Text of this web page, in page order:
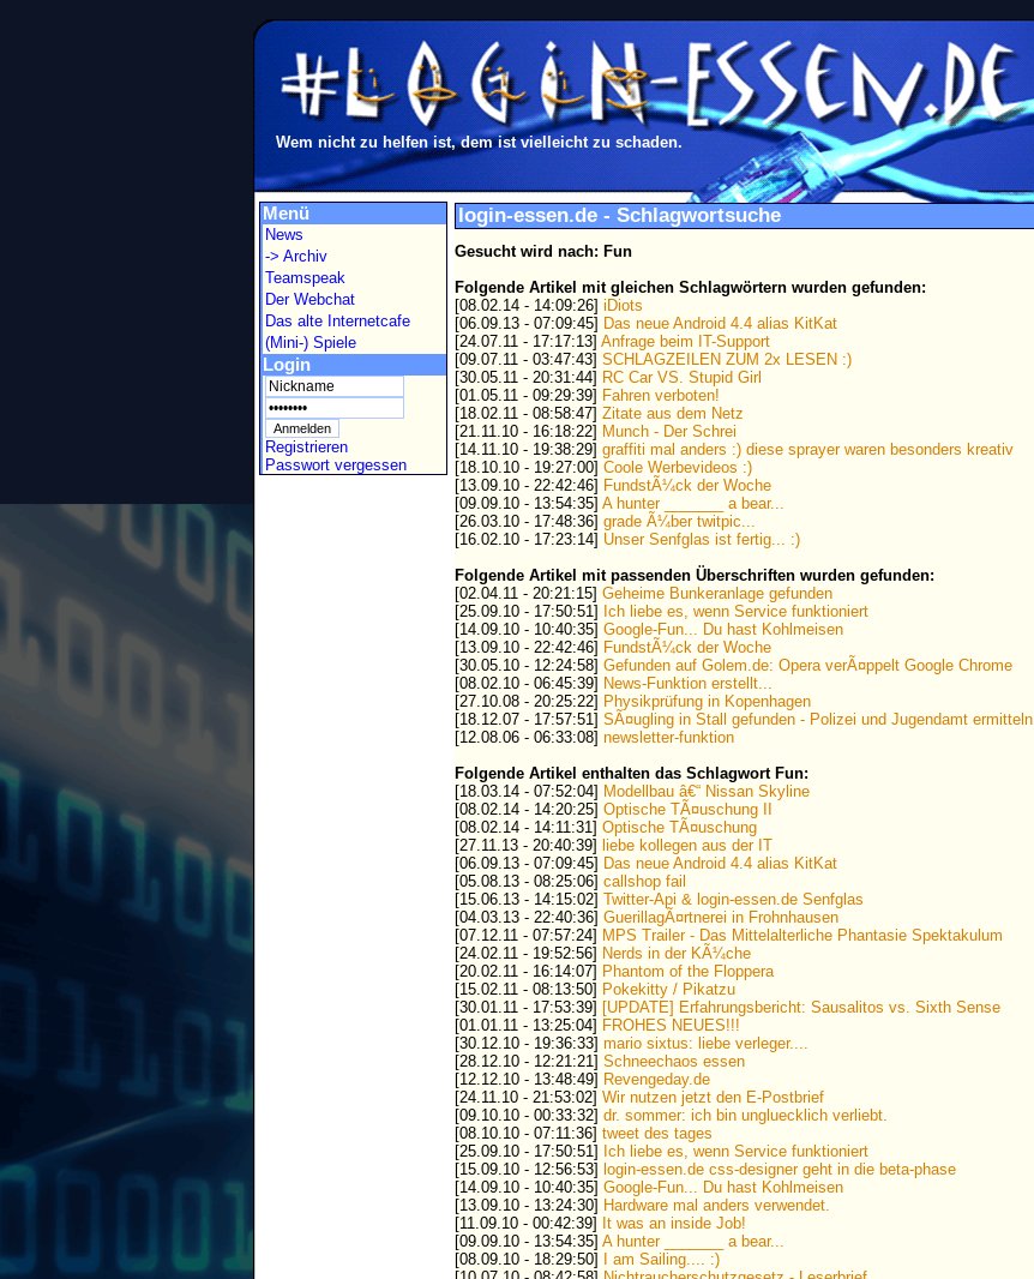
Wem nicht zu helfen ist, dem ist vielleicht zu schaden.
Menü
News
-> Archiv
Teamspeak
Der Webchat
Das alte Internetcafe
(Mini-) Spiele
Login
Registrieren
Passwort vergessen
login-essen.de - Schlagwortsuche
Gesucht wird nach: Fun
Folgende Artikel mit gleichen Schlagwörtern wurden gefunden:
[08.02.14 - 14:09:26] iDiots
[06.09.13 - 07:09:45] Das neue Android 4.4 alias KitKat
[24.07.11 - 17:17:13] Anfrage beim IT-Support
[09.07.11 - 03:47:43] SCHLAGZEILEN ZUM 2x LESEN :)
[30.05.11 - 20:31:44] RC Car VS. Stupid Girl
[01.05.11 - 09:29:39] Fahren verboten!
[18.02.11 - 08:58:47] Zitate aus dem Netz
[21.11.10 - 16:18:22] Munch - Der Schrei
[14.11.10 - 19:38:29] graffiti mal anders :) diese sprayer waren besonders kreativ
[18.10.10 - 19:27:00] Coole Werbevideos :)
[13.09.10 - 22:42:46] FundstÃ¼ck der Woche
[09.09.10 - 13:54:35] A hunter _______ a bear...
[26.03.10 - 17:48:36] grade Ã¼ber twitpic...
[16.02.10 - 17:23:14] Unser Senfglas ist fertig... :)
Folgende Artikel mit passenden Überschriften wurden gefunden:
[02.04.11 - 20:21:15] Geheime Bunkeranlage gefunden
[25.09.10 - 17:50:51]
Ich liebe es, wenn Service funktioniert
[14.09.10 - 10:40:35] Google-Fun... Du hast Kohlmeisen
[13.09.10 - 22:42:46] FundstÃ¼ck der Woche
[30.05.10 - 12:24:58] Gefunden auf Golem.de: Opera verÃ¤ppelt Google Chrome
[08.02.10 - 06:45:39] News-Funktion erstellt...
[27.10.08 - 20:25:22] Physikprüfung in Kopenhagen
[18.12.07 - 17:57:51] SÃ¤ugling in Stall gefunden - Polizei und Jugendamt ermitteln
[12.08.06 - 06:33:08] newsletter-funktion
Folgende Artikel enthalten das Schlagwort Fun:
[18.03.14 - 07:52:04] Modellbau â€“ Nissan Skyline
[08.02.14 - 14:20:25] Optische TÃ¤uschung II
[08.02.14 - 14:11:31] Optische TÃ¤uschung
[27.11.13 - 20:40:39] liebe kollegen aus der IT
[06.09.13 - 07:09:45] Das neue Android 4.4 alias KitKat
[05.08.13 - 08:25:06] callshop fail
[15.06.13 - 14:15:02] Twitter-Api & login-essen.de Senfglas
[04.03.13 - 22:40:36] GuerillagÃ¤rtnerei in Frohnhausen
[07.12.11 - 07:57:24] MPS Trailer - Das Mittelalterliche Phantasie Spektakulum
[24.02.11 - 19:52:56] Nerds in der KÃ¼che
[20.02.11 - 16:14:07] Phantom of the Floppera
[15.02.11 - 08:13:50] Pokekitty / Pikatzu
[30.01.11 - 17:53:39] [UPDATE] Erfahrungsbericht: Sausalitos vs. Sixth Sense
[01.01.11 - 13:25:04] FROHES NEUES!!!
[30.12.10 - 19:36:33] mario sixtus: liebe verleger....
[28.12.10 - 12:21:21] Schneechaos essen
[12.12.10 - 13:48:49] Revengeday.de
[24.11.10 - 21:53:02] Wir nutzen jetzt den E-Postbrief
[09.10.10 - 00:33:32] dr. sommer: ich bin ungluecklich verliebt.
[08.10.10 - 07:11:36] tweet des tages
[25.09.10 - 17:50:51]
Ich liebe es, wenn Service funktioniert
[15.09.10 - 12:56:53] login-essen.de css-designer geht in die beta-phase
[14.09.10 - 10:40:35] Google-Fun... Du hast Kohlmeisen
[13.09.10 - 13:24:30] Hardware mal anders verwendet.
[11.09.10 - 00:42:39]
It was an inside Job!
[09.09.10 - 13:54:35] A hunter _______ a bear...
[08.09.10 - 18:29:50]
I am Sailing.... :)